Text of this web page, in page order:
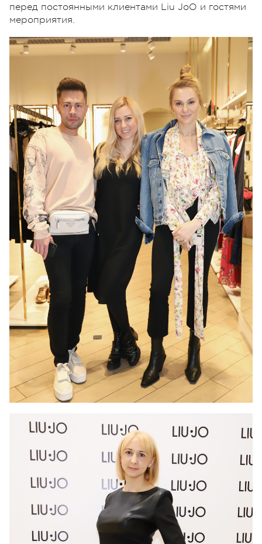
перед постоянными клиентами Liu JoO и гостями
мероприятия.